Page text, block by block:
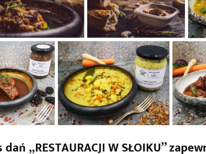
dań „RESTAURACJI W SŁOIKU”